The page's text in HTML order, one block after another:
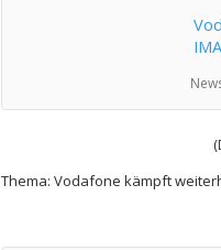
Thema: Vodafone kämpft